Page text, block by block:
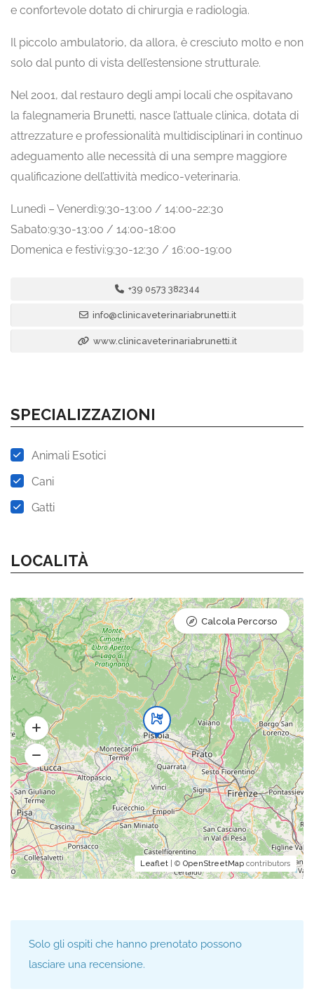
e confortevole dotato di chirurgia e radiologia.
Il piccolo ambulatorio, da allora, è cresciuto molto e non
solo dal punto di vista dell’estensione strutturale.
Nel 2001, dal restauro degli ampi locali che ospitavano
la falegnameria Brunetti, nasce l’attuale clinica, dotata di
attrezzature e professionalità multidisciplinari in continuo
adeguamento alle necessità di una sempre maggiore
qualificazione dell’attività medico-veterinaria.
Lunedì – Venerdì:9:30-13:00 / 14:00-22:30
Sabato:9:30-13:00 / 14:00-18:00
Domenica e festivi:9:30-12:30 / 16:00-19:00
+39 0573 382344
info@clinicaveterinariabrunetti.it
www.clinicaveterinariabrunetti.it
SPECIALIZZAZIONI
Animali Esotici
Cani
Gatti
LOCALITÀ
Leaflet | © OpenStreetMap contributors
Calcola Percorso
Solo gli ospiti che hanno prenotato possono
lasciare una recensione.